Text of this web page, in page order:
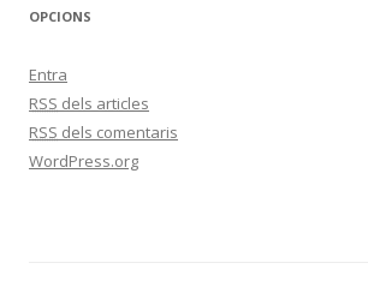
OPCIONS
Entra
RSS dels articles
RSS dels comentaris
WordPress.org